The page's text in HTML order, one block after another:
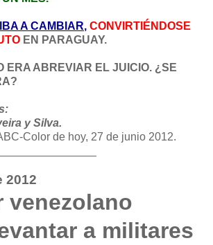
A CAMBIAR, CONVIRTIÉNDOSE
EN PARAGUAY.
ERA ABREVIAR EL JUICIO. ¿SE
y Silva.
Color de hoy, 27 de junio 2012.
2012
venezolano
a militares